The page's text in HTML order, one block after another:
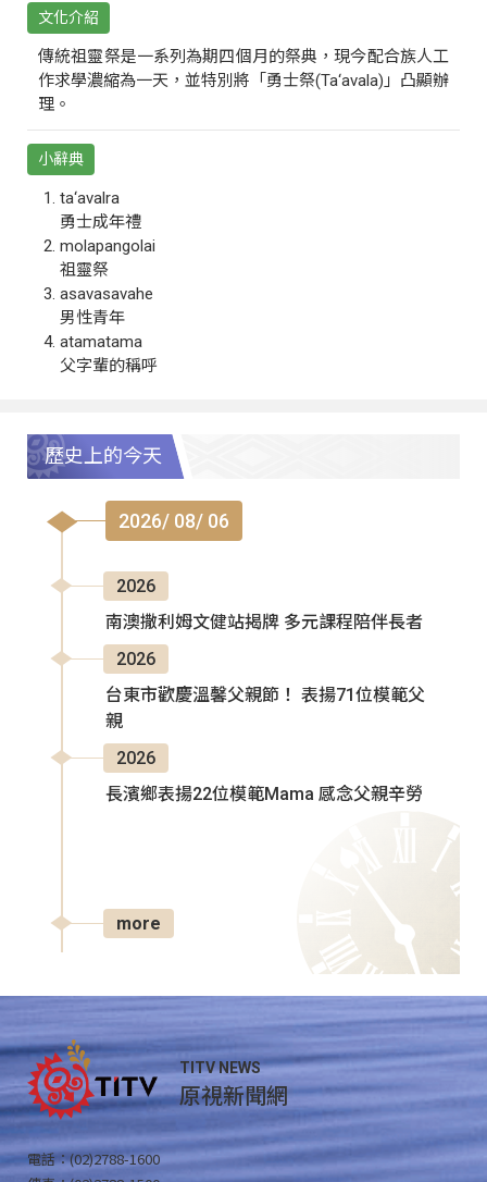
文化介紹
傳統祖靈祭是一系列為期四個月的祭典，現今配合族人工
作求學濃縮為一天，並特別將「勇士祭(Ta‘avala)」凸顯辦
理。
小辭典
ta‘avalra
勇士成年禮
molapangolai
祖靈祭
asavasavahe
男性青年
atamatama
父字輩的稱呼
歷史上的今天
2026/ 08/ 06
2026
南澳撒利姆文健站揭牌 多元課程陪伴長者
2026
台東市歡慶溫馨父親節！ 表揚71位模範父
親
2026
長濱鄉表揚22位模範Mama 感念父親辛勞
more
TITV NEWS
原視新聞網
電話：(02)2788-1600